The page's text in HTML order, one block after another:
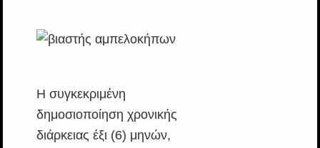
Η συγκεκριμένη
δημοσιοποίηση χρονικής
διάρκειας έξι (6) μηνών,